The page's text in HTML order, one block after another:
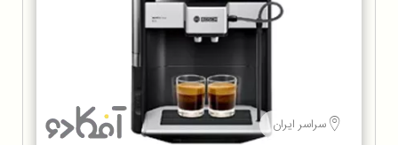
سراسر ایران